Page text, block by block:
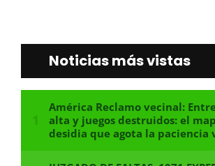
Noticias más vistas